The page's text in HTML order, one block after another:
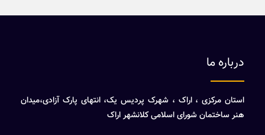
درباره ما
استان مرکزی ، اراک ، شهرک پردیس یک، انتهای پارک آزادی،میدان
هنر ساختمان شورای اسلامی کلانشهر اراک